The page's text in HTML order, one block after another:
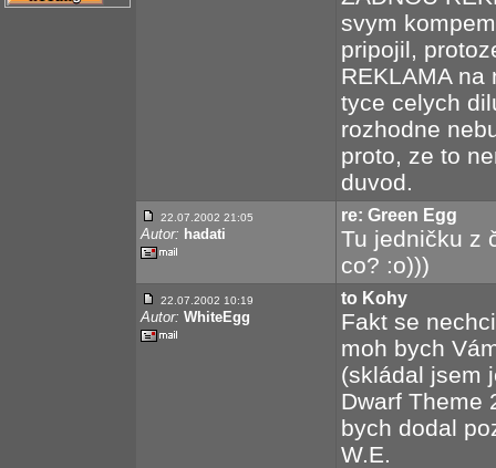
svym
pripojil,
REKLAMA na
tyce celych
rozhodne
proto, ze to
duvod.
22.07.2002 21:05
Autor: hadati
re: Green Egg
Tu jedničku z
co? :o)))
22.07.2002 10:19
Autor: WhiteEgg
to Kohy
Fakt se
moh bych
(skládal jsem
Dwarf Theme
bych dodal
W.E.